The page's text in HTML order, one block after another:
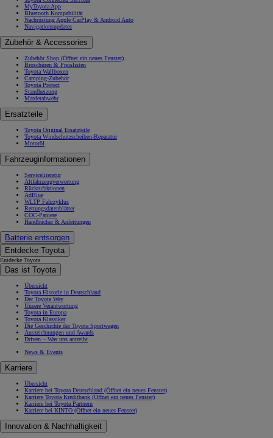
MyToyota App
Bluetooth Kompabilität
Nachrüstung Apple CarPlay & Android Auto
Navigationsupdates
Zubehör & Accessories
Zubehör Shop (Öffnet ein neues Fenster)
Broschüren & Preislisten
Toyota Wallboxen
Camping-Zubehör
Toyota Protect
Standheizung
Marderabwehr
Ersatzteile
Toyota Original Ersatzteile
Toyota Windschutzscheiben-Reparatur
Motoröl
Fahrzeuginformationen
Serviceliteratur
Altfahrzeugverwertung
Rückrufaktionen
AdBlue
WLTP Fahrzyklus
Rettungsdatenblätter
COC-Papiere
Handbücher & Anleitungen
Batterie entsorgen
Entdecke Toyota
Entdecke Toyota
Das ist Toyota
Übersicht
Toyota Historie in Deutschland
Der Toyota Way
Unsere Verantwortung
Toyota in Europa
Toyota Klassiker
Die Geschichte der Toyota Sportwagen
Auszeichnungen und Awards
Driven – Was uns antreibt
News & Events
Karriere
Übersicht
Karriere bei Toyota Deutschland (Öffnet ein neues Fenster)
Karriere Toyota Kreditbank (Öffnet ein neues Fenster)
Karriere bei Toyota Partnern
Karriere bei KINTO (Öffnet ein neues Fenster)
Innovation & Nachhaltigkeit